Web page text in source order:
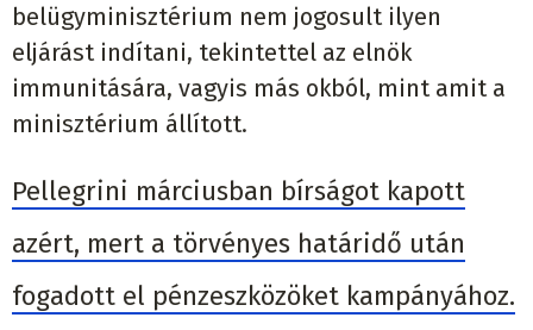
belügyminisztérium nem jogosult ilyen
eljárást indítani, tekintettel az elnök
immunitására, vagyis más okból, mint amit a
minisztérium állított.
Pellegrini márciusban bírságot kapott
azért, mert a törvényes határidő után
fogadott el pénzeszközöket kampányához.